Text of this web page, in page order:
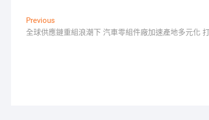
文
章
Previous
post:
全球供應鏈重組浪潮下 汽車零組件廠加速產地多元化